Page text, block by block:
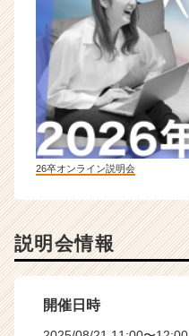
26卒オンライン説明会
説明会情報
開催日時